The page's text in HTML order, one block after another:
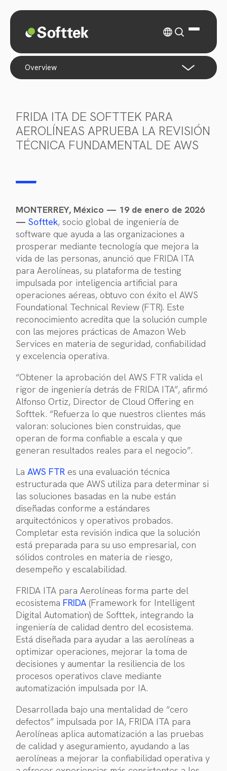
overview
FRIDA ITA DE SOFTTEK PARA
AEROLÍNEAS APRUEBA LA REVISIÓN
TÉCNICA FUNDAMENTAL DE AWS
MONTERREY, México — 19 de enero de 2026
— Softtek, socio global de ingeniería de
software que ayuda a las organizaciones a
prosperar mediante tecnología que mejora la
vida de las personas, anunció que FRIDA ITA
para Aerolíneas, su plataforma de testing
impulsada por inteligencia artificial para
operaciones aéreas, obtuvo con éxito el AWS
Foundational Technical Review (FTR). Este
reconocimiento acredita que la solución cumple
con las mejores prácticas de Amazon Web
Services en materia de seguridad, confiabilidad
y excelencia operativa.
“Obtener la aprobación del AWS FTR valida el
rigor de ingeniería detrás de FRIDA ITA”, afirmó
Alfonso Ortiz, Director de Cloud Offering en
Softtek. “Refuerza lo que nuestros clientes más
valoran: soluciones bien construidas, que
operan de forma confiable a escala y que
generan resultados reales para el negocio”.
LaAWS FTR es una evaluación técnica
estructurada que AWS utiliza para determinar si
las soluciones basadas en la nube están
diseñadas conforme a estándares
arquitectónicos y operativos probados.
Completar esta revisión indica que la solución
está preparada para su uso empresarial, con
sólidos controles en materia de riesgo,
desempeño y escalabilidad.
FRIDA ITA para Aerolíneas forma parte del
ecosistema FRIDA (Framework for Intelligent
Digital Automation) de Softtek, integrando la
ingeniería de calidad dentro del ecosistema.
Está diseñada para ayudar a las aerolíneas a
optimizar operaciones, mejorar la toma de
decisiones y aumentar la resiliencia de los
procesos operativos clave mediante
automatización impulsada por IA.
Desarrollada bajo una mentalidad de “cero
defectos” impulsada por IA, FRIDA ITA para
Aerolíneas aplica automatización a las pruebas
de calidad y aseguramiento, ayudando a las
aerolíneas a mejorar la confiabilidad operativa y